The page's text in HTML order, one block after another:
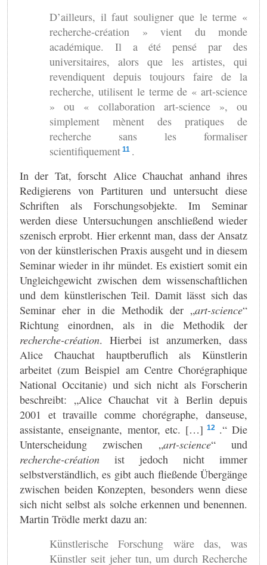
D’ailleurs, il faut souligner que le terme «
recherche-création » vient du monde
académique. Il a été pensé par des
universitaires, alors que les artistes, qui
revendiquent depuis toujours faire de la
recherche, utilisent le terme de « art-science
» ou « collaboration art-science », ou
simplement mènent des pratiques de
recherche sans les formaliser
scientifiquement 11 .
In der Tat, forscht Alice Chauchat anhand ihres
Redigierens von Partituren und untersucht diese
Schriften als Forschungsobjekte. Im Seminar
werden diese Untersuchungen anschließend wieder
szenisch erprobt. Hier erkennt man, dass der Ansatz
von der künstlerischen Praxis ausgeht und in diesem
Seminar wieder in ihr mündet. Es existiert somit ein
Ungleichgewicht zwischen dem wissenschaftlichen
und dem künstlerischen Teil. Damit lässt sich das
Seminar eher in die Methodik der „art-science“
Richtung einordnen, als in die Methodik der
recherche-création. Hierbei ist anzumerken, dass
Alice Chauchat hauptberuflich als Künstlerin
arbeitet (zum Beispiel am Centre Chorégraphique
National Occitanie) und sich nicht als Forscherin
beschreibt: „Alice Chauchat vit à Berlin depuis
2001 et travaille comme chorégraphe, danseuse,
assistante, enseignante, mentor, etc. […] 12 .“ Die
Unterscheidung zwischen „art-science“ und
recherche-création ist jedoch nicht immer
selbstverständlich, es gibt auch fließende Übergänge
zwischen beiden Konzepten, besonders wenn diese
sich nicht selbst als solche erkennen und benennen.
Martin Trödle merkt dazu an:
Künstlerische Forschung wäre das, was
Künstler seit jeher tun, um durch Recherche